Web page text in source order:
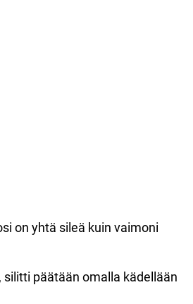
on yhtä sileä kuin vaimoni
silitti päätään omalla kädellään